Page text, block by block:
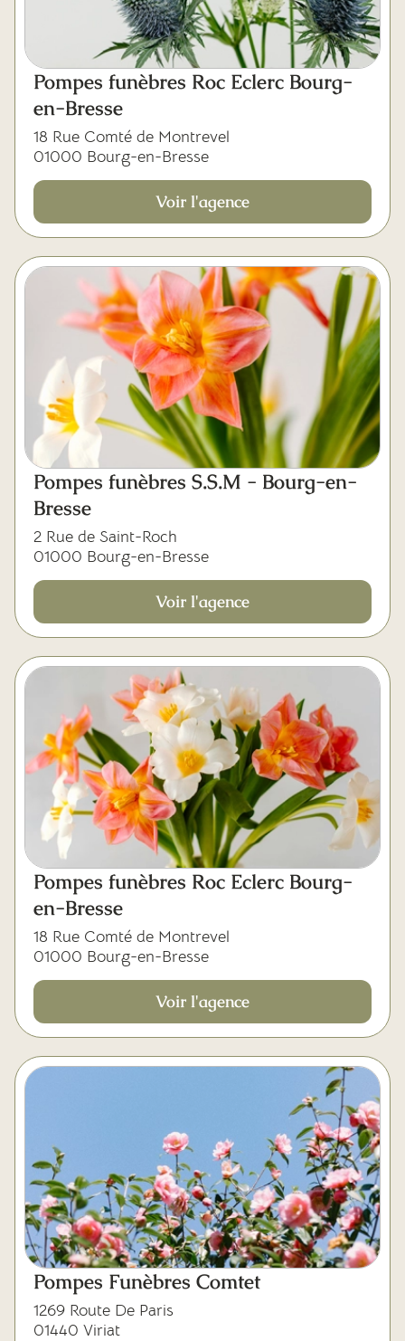
Pompes funèbres Roc Eclerc Bourg-
en-Bresse
18 Rue Comté de Montrevel
01000 Bourg-en-Bresse
Voir l'agence
Pompes funèbres S.S.M - Bourg-en-
Bresse
2 Rue de Saint-Roch
01000 Bourg-en-Bresse
Voir l'agence
Pompes funèbres Roc Eclerc Bourg-
en-Bresse
18 Rue Comté de Montrevel
01000 Bourg-en-Bresse
Voir l'agence
Pompes Funèbres Comtet
1269 Route De Paris
01440 Viriat